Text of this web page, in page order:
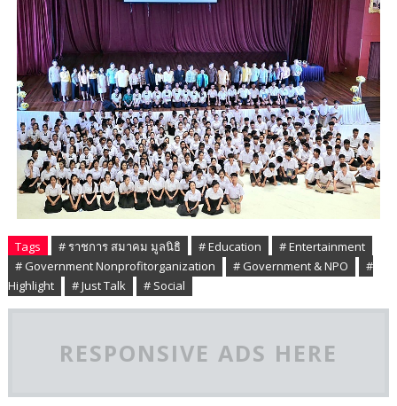
Tags # ราชการ สมาคม มูลนิธิ # Education
# Entertainment
# Government Nonprofitorganization
# Government & NPO
#
Highlight
# Just Talk # Social
RESPONSIVE ADS HERE